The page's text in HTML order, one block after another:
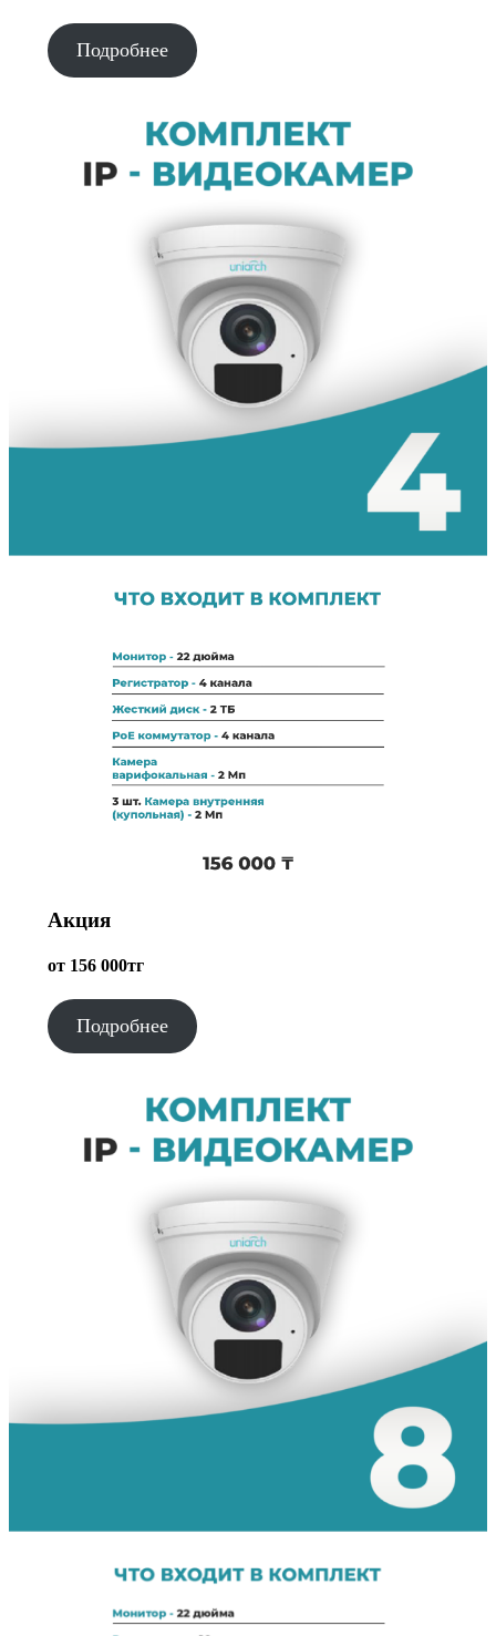
Подробнее
Акция
от 156 000тг
Подробнее